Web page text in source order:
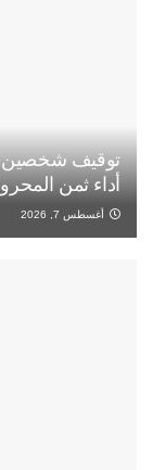
توقيف شخصين
أداء ثمن
أغسطس 7, 2026